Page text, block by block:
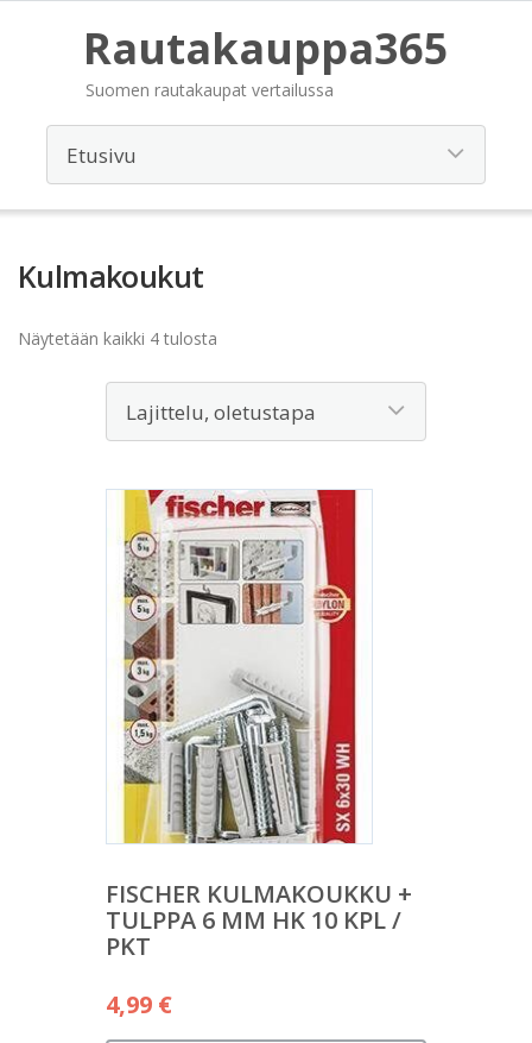
Rautakauppa365
Suomen rautakaupat vertailussa
Kulmakoukut
Näytetään kaikki 4 tulosta
FISCHER KULMAKOUKKU +
TULPPA 6 MM HK 10 KPL /
PKT
4,99 €